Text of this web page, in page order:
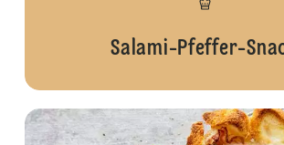
Salami-Pfeffer-